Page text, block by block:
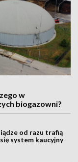
w
biogazowni?
od razu trafią
system kaucyjny